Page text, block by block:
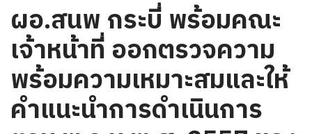
ผอ.สนพ กระบี่ พร้อมคณะ
เจ้าหน้าที่ ออกตรวจความ
พร้อมความเหมาะสมและให้
คำแนะนำการดำเนินการ